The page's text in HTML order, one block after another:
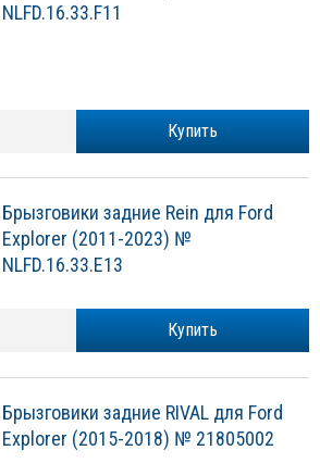
NLFD.16.33.F11
Купить
Брызговики задние Rein для Ford
Explorer (2011-2023) №
NLFD.16.33.E13
Купить
Брызговики задние RIVAL для Ford
Explorer (2015-2018) № 21805002